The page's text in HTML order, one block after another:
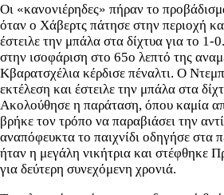
Οι «κανονιέρηδες» πήραν το
όταν ο Χάβερτς πάτησε στην περιοχή
έστειλε την μπάλα στα δίχτυα για το 1-
στην ισοφάριση στο 65ο λεπτό της
Κβαρατσχέλια κέρδισε πέναλτι. Ο
εκτέλεση και έστειλε την μπάλα στα
Ακολούθησε η παράταση, όπου καμία
βρήκε τον τρόπο να παραβιάσει την
αναπόφευκτα το παιχνίδι οδηγήσε στα
ήταν η μεγάλη νικήτρια και στέφθηκε
για δεύτερη συνεχόμενη χρονιά.